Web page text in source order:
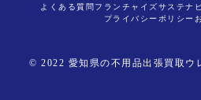
よくある質問 フランチャイズサステナ
プライバシーポリシー
© 2022 愛知県の不用品出張買取ウ